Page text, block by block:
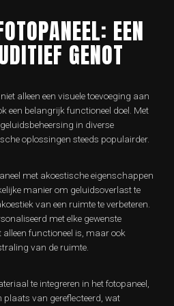
EEN
GENOT
alleen een visuele toevoeging aan
een belangrijk functioneel doel. Met
in diverse
oplossingen steeds populairder.
met akoestische eigenschappen
manier om geluidsoverlast te
van een ruimte te verbeteren.
met elke gewenste
functioneel is, maar ook
van de ruimte.
te integreren in het fotopaneel,
van gereflecteerd, wat